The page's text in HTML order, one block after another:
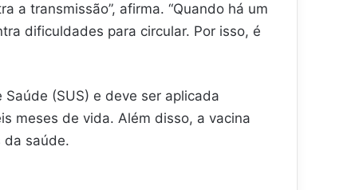
a transmissão”, afirma. “Quando há um
dificuldades para circular. Por isso, é
(SUS) e deve ser aplicada
meses de vida. Além disso, a vacina
da saúde.